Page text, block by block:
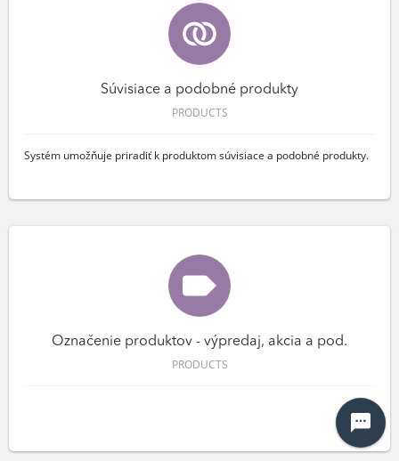
Súvisiace a podobné produkty
PRODUCTS
Systém umožňuje priradiť k produktom súvisiace a podobné produkty.
Označenie produktov - výpredaj, akcia a pod.
PRODUCTS